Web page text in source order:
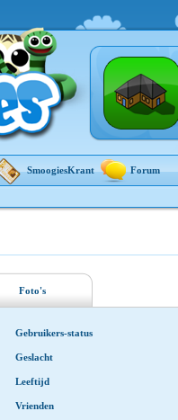
SmoogiesKrant Forum
Foto's
Gebruikers-status
Geslacht
Leeftijd
Vrienden